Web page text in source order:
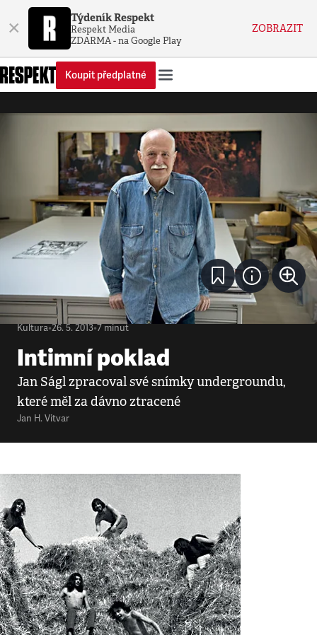
× Týdeník Respekt
Respekt Media
ZDARMA - na Google Play
ZOBRAZIT
Koupit předplatné
Kultura•26. 5. 2013•7 minut
Intimní poklad
Jan Ságl zpracoval své snímky undergroundu,
které měl za dávno ztracené
Jan H. Vitvar